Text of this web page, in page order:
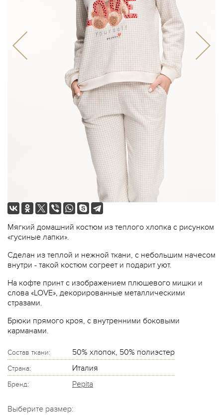
Мягкий домашний костюм из теплого хлопка с рисунком
«гусиные лапки».
Сделан из теплой и нежной ткани, с небольшим начесом
внутри - такой костюм согреет и подарит уют.
На кофте принт с изображением плюшевого мишки и
слова «LOVE», декорированные металлическими
стразами.
Брюки прямого кроя, с внутренними боковыми
карманами.
Состав ткани: 50% хлопок, 50% полиэстер
Страна: Италия
Бренд: Pepita
Выберите размер: